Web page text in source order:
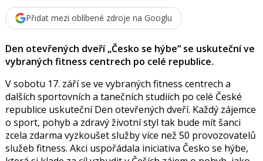
Přidat mezi oblíbené zdroje na Googlu
Den otevřených dveří „Česko se hýbe“ se uskuteční ve
vybraných fitness centrech po celé republice.
V sobotu 17. září se ve vybraných fitness centrech a
dalších sportovních a tanečních studiích po celé České
republice uskuteční Den otevřených dveří. Každý zájemce
o sport, pohyb a zdravý životní styl tak bude mít šanci
zcela zdarma vyzkoušet služby více než 50 provozovatelů
služeb fitness. Akci uspořádala iniciativa Česko se hýbe,